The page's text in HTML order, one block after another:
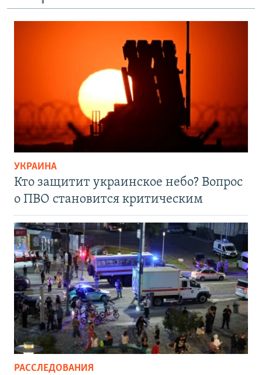
УКРАИНА
Кто защитит украинское небо? Вопрос
о ПВО становится критическим
РАССЛЕДОВАНИЯ